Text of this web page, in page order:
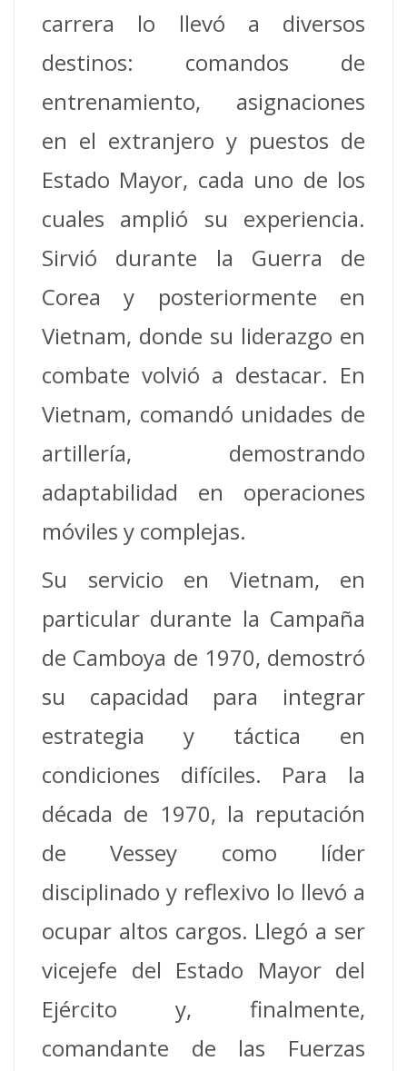
carrera lo llevó a diversos
destinos: comandos de
entrenamiento, asignaciones
en el extranjero y puestos de
Estado Mayor, cada uno de los
cuales amplió su experiencia.
Sirvió durante la Guerra de
Corea y posteriormente en
Vietnam, donde su liderazgo en
combate volvió a destacar. En
Vietnam, comandó unidades de
artillería, demostrando
adaptabilidad en operaciones
móviles y complejas.
Su servicio en Vietnam, en
particular durante la Campaña
de Camboya de 1970, demostró
su capacidad para integrar
estrategia y táctica en
condiciones difíciles. Para la
década de 1970, la reputación
de Vessey como líder
disciplinado y reflexivo lo llevó a
ocupar altos cargos. Llegó a ser
vicejefe del Estado Mayor del
Ejército y, finalmente,
comandante de las Fuerzas